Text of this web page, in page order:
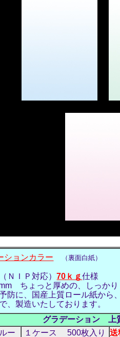
ションカラー （裏面白紙）
ＩＰ対応）70ｋｇ仕様
ちょっと厚めの、しっかり
防に、国産上質ロール紙から
製造いたしております。
グラデーション 上
ー １ケース 500枚入り
送